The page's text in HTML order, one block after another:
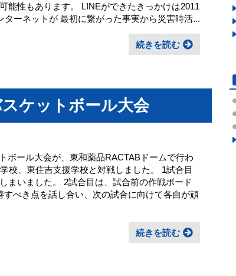
能性もあります。 LINEができたきっかけは2011
ーネットが 最初に繋がった事実から災害時活...
続きを読む
スケットボール大会
ボール大会が、東和薬品RACTABドームで行わ
校、東住吉支援学校と対戦しました。 1試合目
まいました。 2試合目は、試合前の作戦ボード
べき点を話し合い、次の試合に向けて各自が頑
続きを読む